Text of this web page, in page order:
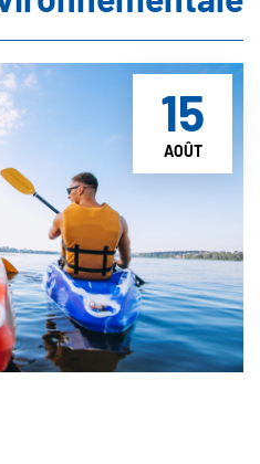
15
AOÛT